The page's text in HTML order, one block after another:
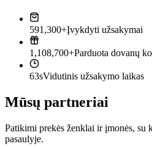
591,300+Įvykdyti užsakymai
1,108,700+Parduota dovanų
63sVidutinis užsakymo laikas
Mūsų partneriai
Patikimi prekės ženklai ir įmonės, su
pasaulyje.